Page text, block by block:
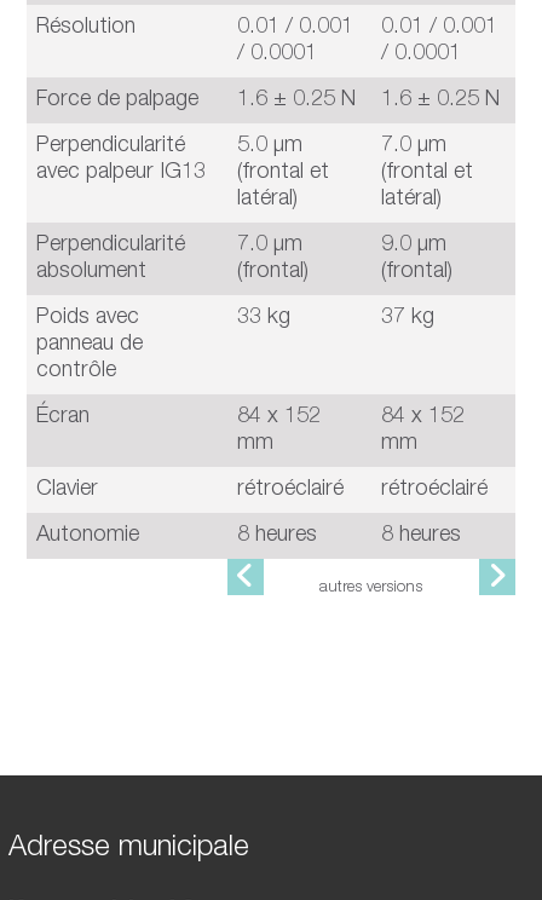
Résolution
Force de palpage
Perpendicularité
avec palpeur IG13
Perpendicularité
absolument
Poids avec
panneau de
contrôle
Écran
Clavier
Autonomie
0.01 / 0.001
/ 0.0001
1.6 ± 0.25 N
5.0 μm
(frontal et
latéral)
7.0 μm
(frontal)
33 kg
84 x 152
mm
rétroéclairé
8 heures
0.01 / 0.001
/ 0.0001
1.6 ± 0.25 N
7.0 μm
(frontal et
latéral)
9.0 μm
(frontal)
37 kg
84 x 152
mm
rétroéclairé
8 heures
autres versions
Adresse municipale